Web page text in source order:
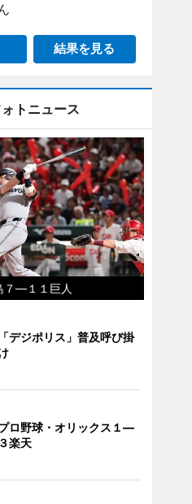
結果を見る
トニュース
７―１１巨人
「デジポリス」普及呼び掛
ロ野球・オリックス１―
３楽天